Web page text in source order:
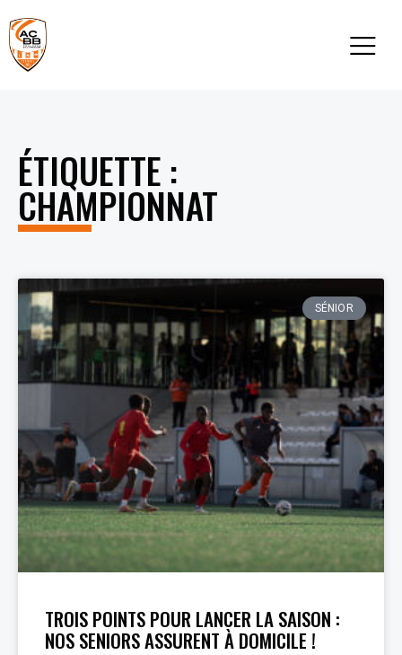
ÉTIQUETTE :
CHAMPIONNAT
SÉNIOR
TROIS POINTS POUR LANCER LA SAISON :
NOS SENIORS ASSURENT À DOMICILE !